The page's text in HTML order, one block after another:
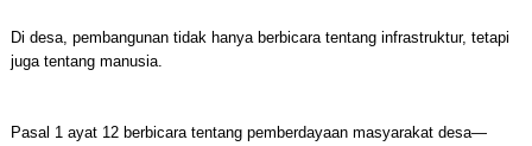
Di desa, pembangunan tidak hanya berbicara tentang infrastruktur, tetapi
juga tentang manusia.
Pasal 1 ayat 12 berbicara tentang pemberdayaan masyarakat desa—